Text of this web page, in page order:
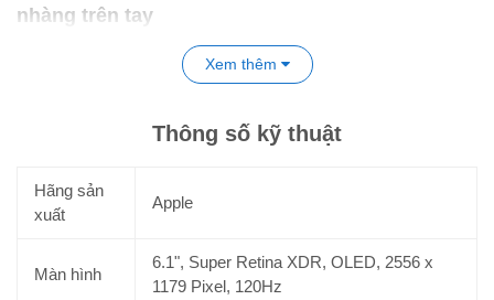
nhàng trên tay
Một sự thay đổi lớn khi Apple đã hoàn thiện
khung máy titan, mang tới tổng thể nhẹ và bền bỉ hơn so với thế
và bền nhất của Apple từ trước đến nay.
Xem thêm
Thông số kỹ thuật
Hãng sản
xuất
Apple
Màn hình
6.1", Super Retina XDR, OLED, 2556 x
1179 Pixel, 120Hz